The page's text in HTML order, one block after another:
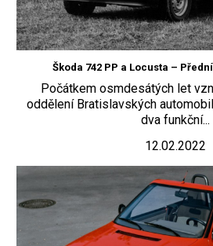
Škoda 742 PP a Locusta –
Počátkem osmdesátých let
oddělení Bratislavských
dva funkční...
12.02.2022